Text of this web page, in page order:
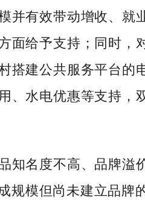
并有效带动增收、就
面给予支持；同时，
搭建公共服务平台的
、水电优惠等支持，
知名度不高、品牌溢
规模但尚未建立品牌